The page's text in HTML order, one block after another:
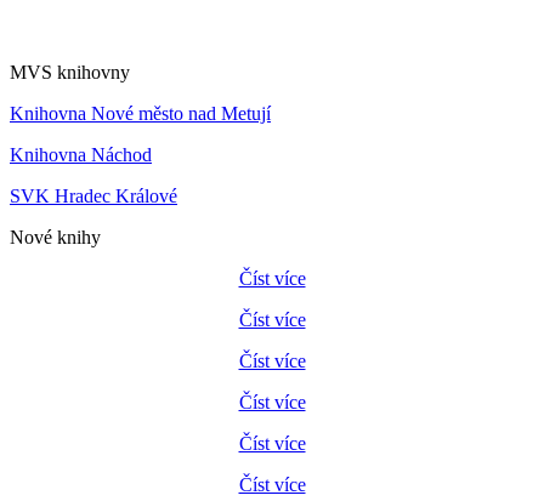
MVS knihovny
Knihovna Nové město nad Metují
Knihovna Náchod
SVK Hradec Králové
Nové knihy
Číst více
Číst více
Číst více
Číst více
Číst více
Číst více